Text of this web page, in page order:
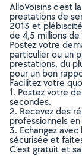
AlloVoisins c’est
prestations de
2013 et
de 4,5 millions
Postez votre
particulier ou un
prestations, du
pour un bon
Facilitez votre
1. Postez votre
secondes.
2. Recevez des
professionnels
3. Echangez
sécurisée et
C’est gratuit et